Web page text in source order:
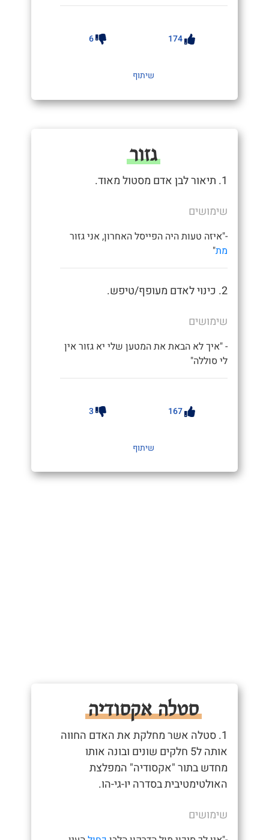
174
6
שיתוף
גזור
1. תיאור לבן אדם מסטול מאוד.
שימושים
-"איזה טעות היה הפייסל האחרון, אני גזור
מת"
2. כינוי לאדם מעופף/טיפש.
שימושים
- "איך לא הבאת את המטען שלי יא גזור אין
לי סוללה"
167
3
שיתוף
סטלה אקסודיה
1. סטלה אשר מחלקת את האדם החווה
אותה ל5 חלקים שונים ובונה אותו
מחדש בתור "אקסודיה" המפלצת
האולטימטיבית בסדרה יו-גי-הו.
שימושים